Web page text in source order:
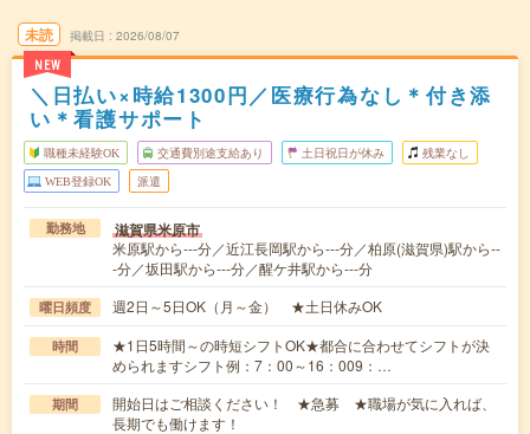
未読
NEW
掲載日 2026/08/07
＼日払い×時給1300円／医療行為なし＊付き添
い＊看護サポート
職種未経験OK 交通費別途支給あり 土日祝日が休み 残業なし
WEB登録OK 派遣
勤務地 滋賀県米原市
米原駅から---分／近江長岡駅から---分／柏原(滋賀県)駅から--
-分／坂田駅から---分／醒ケ井駅から---分
曜日頻度 週2日～5日OK（月～金） ★土日休みOK
時間
★1日5時間～の時短シフトOK★都合に合わせてシフトが決
められますシフト例：7：00～16：009：…
期間
開始日はご相談ください！ ★急募 ★職場が気に入れば、
長期でも働けます！